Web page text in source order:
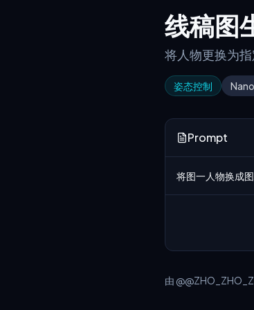
线稿图
将人物更换为
姿态控制
Prompt
将图一人物换成
由